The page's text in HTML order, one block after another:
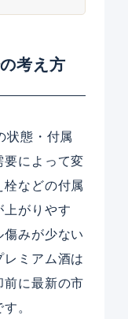
考え方
状態・付属
によって変
などの付属
上がりやす
傷みが少ない
ミアム酒は
に最新の市
。